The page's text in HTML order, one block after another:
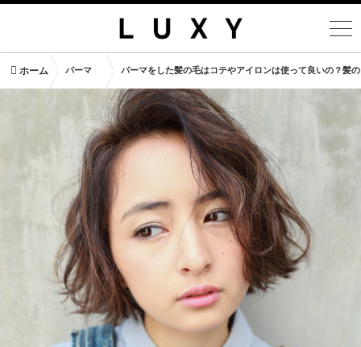
ホーム パーマ パーマをした髪の毛はコテやアイロンは使って良いの？髪